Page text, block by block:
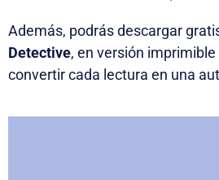
Además, podrás descargar
Detective, en versión
convertir cada lectura en una